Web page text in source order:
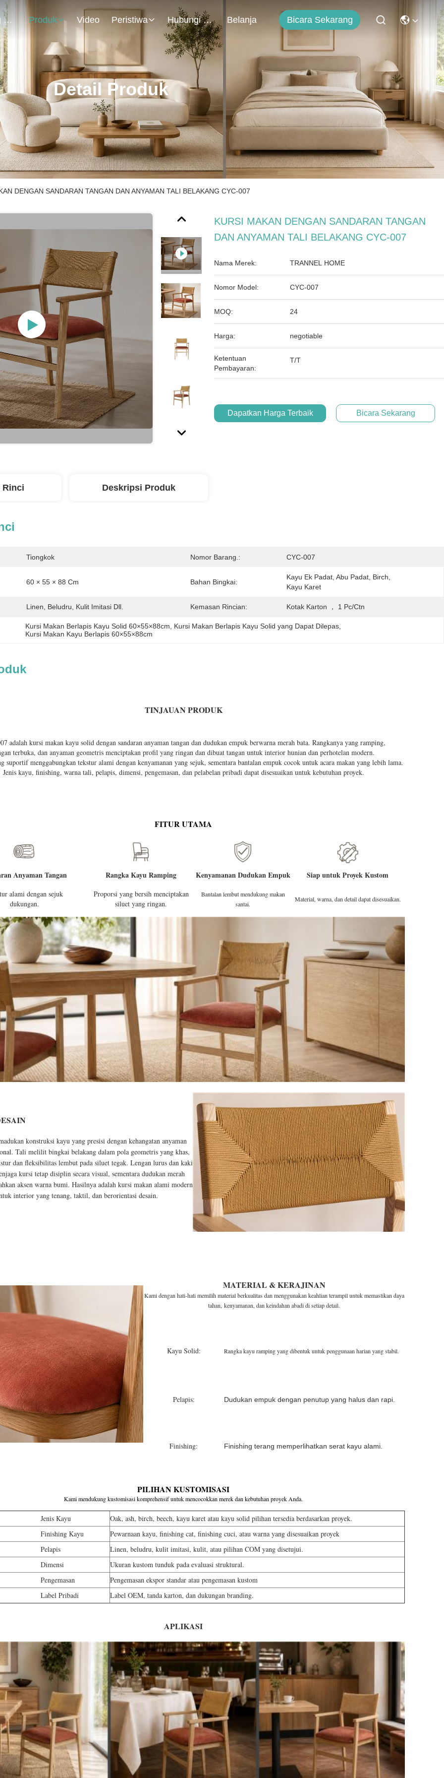
Tentang Kami Produk Video Peristiwa Hubungi Kami Belanja Bicara Sekarang
Detail Produk
DENGAN SANDARAN TANGAN DAN ANYAMAN TALI BELAKANG CYC-007
KURSI MAKAN DENGAN SANDARAN TANGAN
DAN ANYAMAN TALI BELAKANG CYC-007
Nama Merek: TRANNEL HOME
Nomor Model: CYC-007
MOQ: 24
Harga: negotiable
Ketentuan
Pembayaran:
T/T
Dapatkan Harga Terbaik Bicara Sekarang
Rinci Deskripsi Produk
Tiongkok Nomor Barang.: CYC-007
60 × 55 × 88 Cm Bahan Bingkai:
Kayu Ek Padat, Abu Padat, Birch,
Kayu Karet
Linen, Beludru, Kulit Imitasi Dll. Kemasan Rincian: Kotak Karton ， 1 Pc/ctn
Kursi Makan Berlapis Kayu Solid 60×55×88cm Kursi Makan Berlapis Kayu Solid yang Dapat Dilepas
Kursi Makan Kayu Berlapis 60×55×88cm
TINJAUAN PRODUK
adalah kursi makan kayu solid dengan sandaran anyaman tangan dan dudukan empuk berwarna merah bata. Rangkanya yang ramping,
terbuka, dan anyaman geometris menciptakan profil yang ringan dan dibuat tangan untuk interior hunian dan perhotelan modern.
suportif menggabungkan tekstur alami dengan kenyamanan yang sejuk, sementara bantalan empuk cocok untuk acara makan yang lebih lama.
Jenis kayu, finishing, warna tali, pelapis, dimensi, pengemasan, dan pelabelan pribadi dapat disesuaikan untuk kebutuhan proyek.
FITUR UTAMA
Anyaman Tangan Rangka Kayu Ramping Kenyamanan Dudukan Empuk Siap untuk Proyek Kustom
alami dengan sejuk
dukungan.
Proporsi yang bersih menciptakan
siluet yang ringan.
Bantalan lembut mendukung makan
santai.
Material, warna, dan detail dapat disesuaikan.
konstruksi kayu yang presisi dengan kehangatan anyaman
Tali melilit bingkai belakang dalam pola geometris yang khas,
dan fleksibilitas lembut pada siluet tegak. Lengan lurus dan kaki
kursi tetap disiplin secara visual, sementara dudukan merah
aksen warna bumi. Hasilnya adalah kursi makan alami modern
interior yang tenang, taktil, dan berorientasi desain.
MATERIAL & KERAJINAN
Kami dengan hati-hati memilih material berkualitas dan menggunakan keahlian terampil untuk memastikan daya
tahan, kenyamanan, dan keindahan abadi di setiap detail.
Kayu Solid: Rangka kayu ramping yang dibentuk untuk penggunaan harian yang stabil.
Pelapis: Dudukan empuk dengan penutup yang halus dan rapi.
Finishing: Finishing terang memperlihatkan serat kayu alami.
PILIHAN KUSTOMISASI
Kami mendukung kustomisasi komprehensif untuk mencocokkan merek dan kebutuhan proyek Anda.
Kayu
Oak, ash, birch, beech, kayu karet atau kayu solid pilihan tersedia berdasarkan proyek.
Kayu
Pewarnaan kayu, finishing cat, finishing cuci, atau warna yang disesuaikan proyek
Linen, beludru, kulit imitasi, kulit, atau pilihan COM yang disetujui.
Ukuran kustom tunduk pada evaluasi struktural.
Pengemasan ekspor standar atau pengemasan kustom
Pribadi
Label OEM, tanda karton, dan dukungan branding.
APLIKASI